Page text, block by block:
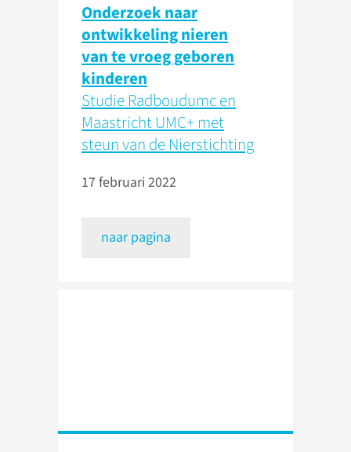
Onderzoek naar
ontwikkeling nieren
van te vroeg geboren
kinderen
Studie Radboudumc en
Maastricht UMC+ met
steun van de Nierstichting
17 februari 2022
naar pagina